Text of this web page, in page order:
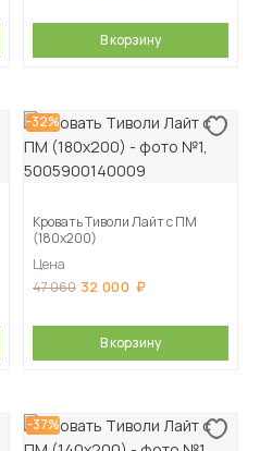
В корзину
-32%
Кровать Тиволи Лайт с ПМ
(180х200)
Цена
47 060 32 000
В корзину
-37%